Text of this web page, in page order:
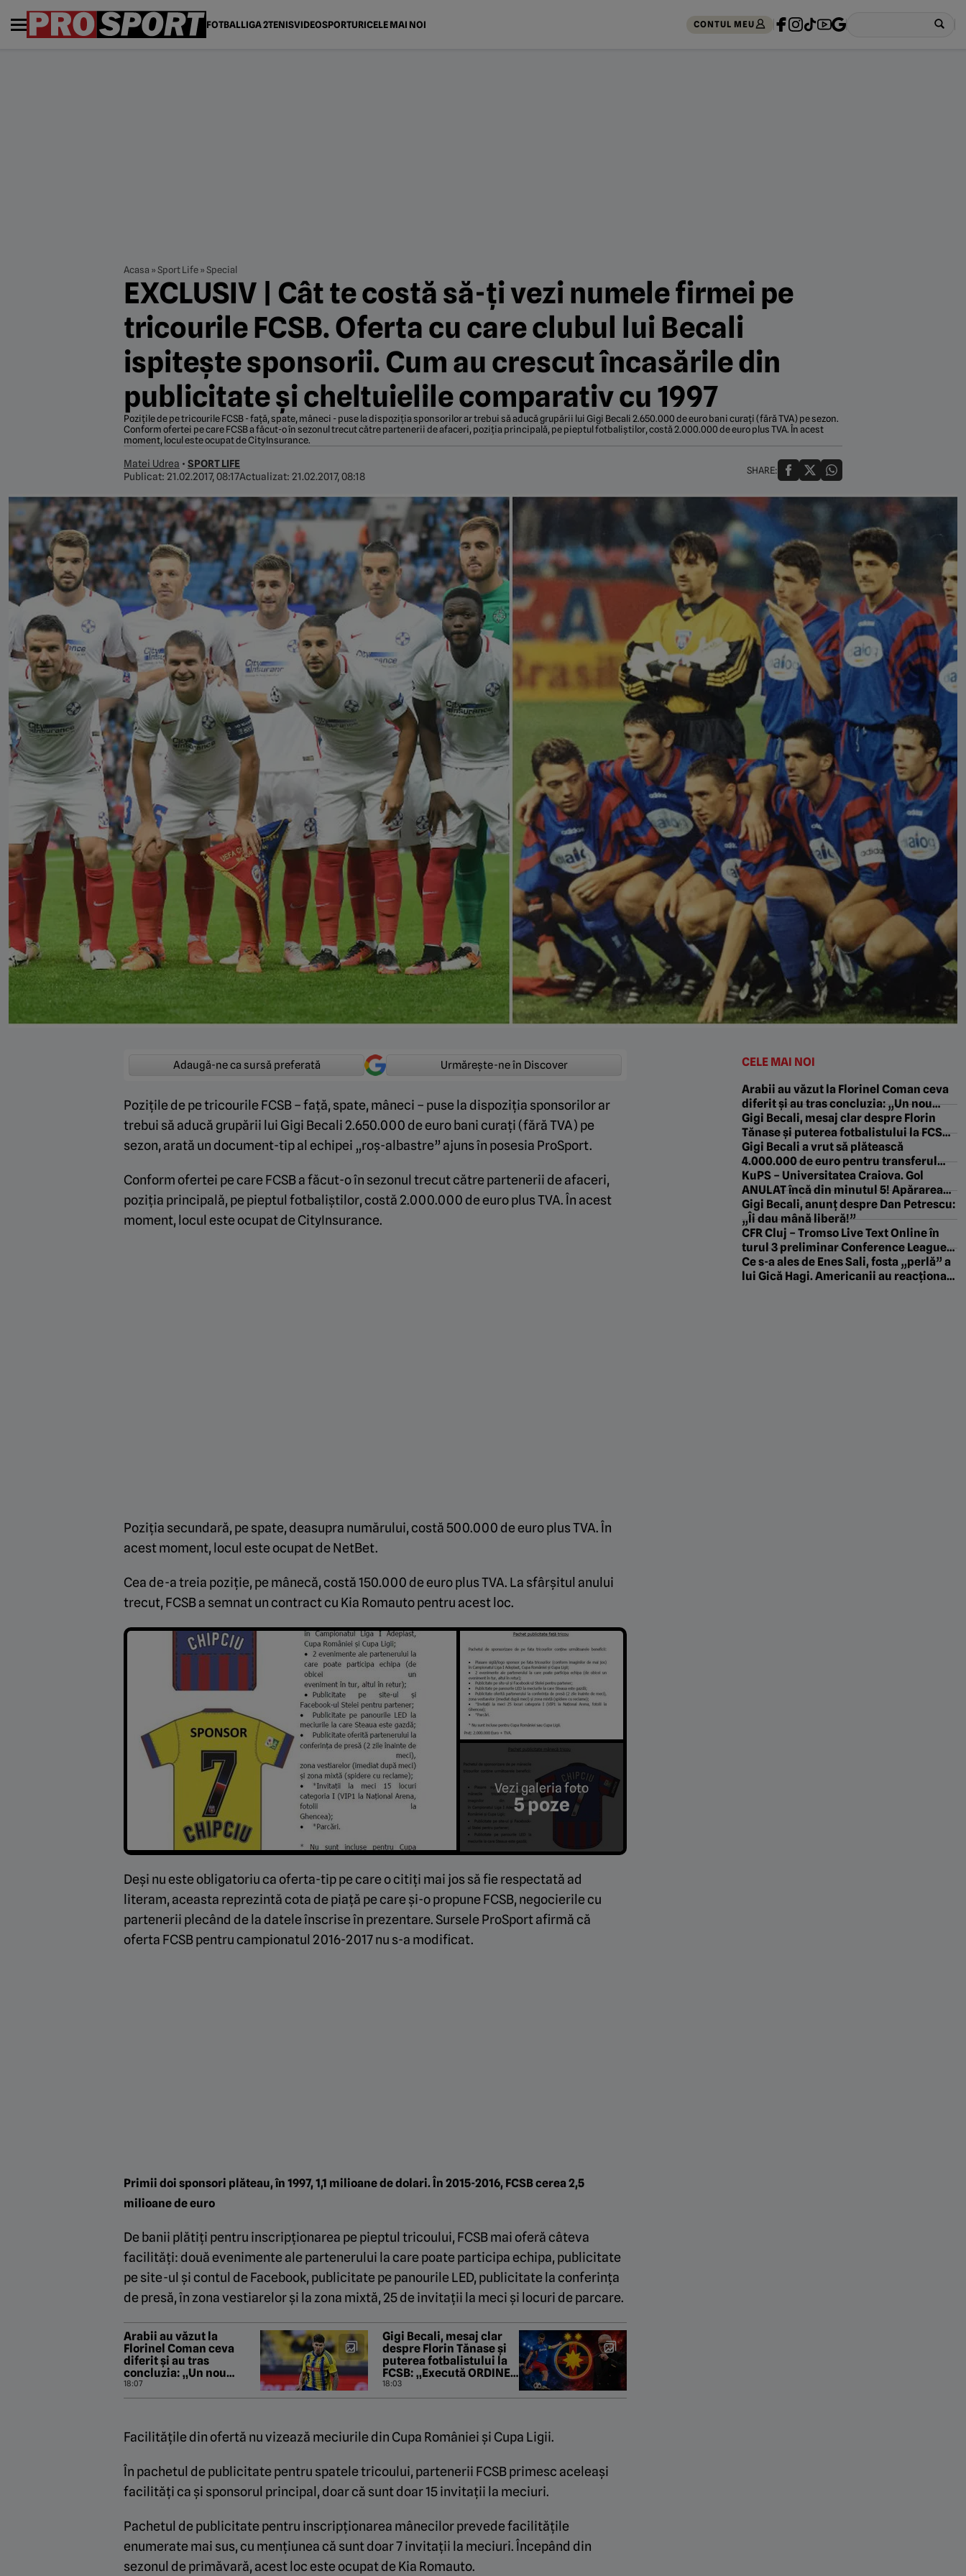
FOTBALLIGA 2TENISVIDEOSPORTURICELE MAI NOI CONTUL MEU
Acasa »Sport Life»Special
EXCLUSIV | Cât te costă să-ți vezi numele firmei pe
tricourile FCSB. Oferta cu care clubul lui Becali
ispitește sponsorii. Cum au crescut încasările din
publicitate și cheltuielile comparativ cu 1997
Pozițile de pe tricourile FCSB - față, spate, mâneci - puse la dispoziția sponsorilor ar trebui să aducă grupării lui Gigi Becali 2.650.000 de euro bani curați (fără TVA) pe sezon.
Conform ofertei pe care FCSB a făcut-o în sezonul trecut către partenerii de afaceri, poziția principală, pe pieptul fotbaliștilor, costă 2.000.000 de euro plus TVA. În acest
moment, locul este ocupat de CityInsurance.
Matei Udrea • SPORT LIFE
Publicat: 21.02.2017, 08:17Actualizat: 21.02.2017, 08:18
SHARE:
Adaugă-ne ca sursă preferată Urmărește-ne în Discover
Pozițile de pe tricourile FCSB – față, spate, mâneci – puse la dispoziția sponsorilor ar
trebui să aducă grupării lui Gigi Becali 2.650.000 de euro bani curați (fără TVA) pe
sezon, arată un document-tip al echipei „roș-albastre” ajuns în posesia ProSport.
Conform ofertei pe care FCSB a făcut-o în sezonul trecut către partenerii de afaceri,
poziția principală, pe pieptul fotbaliștilor, costă 2.000.000 de euro plus TVA. În acest
moment, locul este ocupat de CityInsurance.
Poziția secundară, pe spate, deasupra numărului, costă 500.000 de euro plus TVA. În
acest moment, locul este ocupat de NetBet.
Cea de-a treia poziție, pe mânecă, costă 150.000 de euro plus TVA. La sfârșitul anului
trecut, FCSB a semnat un contract cu Kia Romauto pentru acest loc.
Vezi galeria foto
5 poze
Deși nu este obligatoriu ca oferta-tip pe care o citiți mai jos să fie respectată ad
literam, aceasta reprezintă cota de piață pe care și-o propune FCSB, negocierile cu
partenerii plecând de la datele înscrise în prezentare. Sursele ProSport afirmă că
oferta FCSB pentru campionatul 2016-2017 nu s-a modificat.
Primii doi sponsori plăteau, în 1997, 1,1 milioane de dolari. În 2015-2016, FCSB cerea 2,5
milioane de euro
De banii plătiți pentru inscripționarea pe pieptul tricoului, FCSB mai oferă câteva
facilități: două evenimente ale partenerului la care poate participa echipa, publicitate
pe site-ul și contul de Facebook, publicitate pe panourile LED, publicitate la conferința
de presă, în zona vestiarelor și la zona mixtă, 25 de invitații la meci și locuri de parcare.
Arabii au văzut la
Florinel Coman ceva
diferit și au tras
concluzia: „Un nou
transfer!”
18:07
Gigi Becali, mesaj clar
despre Florin Tănase și
puterea fotbalistului la
FCSB: „Execută ORDINE.
Până voi fi mort!”
18:03
Facilitățile din ofertă nu vizează meciurile din Cupa României și Cupa Ligii.
În pachetul de publicitate pentru spatele tricoului, partenerii FCSB primesc aceleași
facilități ca și sponsorul principal, doar că sunt doar 15 invitații la meciuri.
Pachetul de publicitate pentru inscripționarea mânecilor prevede facilitățile
enumerate mai sus, cu mențiunea că sunt doar 7 invitații la meciuri. Începând din
sezonul de primăvară, acest loc este ocupat de Kia Romauto.
CELE MAI NOI
Arabii au văzut la Florinel Coman ceva
diferit și au tras concluzia: „Un nou
transfer!”
Gigi Becali, mesaj clar despre Florin
Tănase și puterea fotbalistului la FCSB:
„Execută ORDINE. Până voi fi mort!”
Gigi Becali a vrut să plătească
4.000.000 de euro pentru transferul
unui fotbalist. Mihai Stoica a intervenit:
„Zici că e clubul lui”
KuPS – Universitatea Craiova. Gol
ANULAT încă din minutul 5! Apărarea
oltenilor a ÎNGHEȚAT. Cronica LIVE
Gigi Becali, anunț despre Dan Petrescu:
„Îi dau mână liberă!”
CFR Cluj – Tromso Live Text Online în
turul 3 preliminar Conference League,
ora 19:30. Echipele probabile.
Norvegienii au marcat de 6 ori în
Ce s-a ales de Enes Sali, fosta „perlă” a
lui Gică Hagi. Americanii au reacționat: